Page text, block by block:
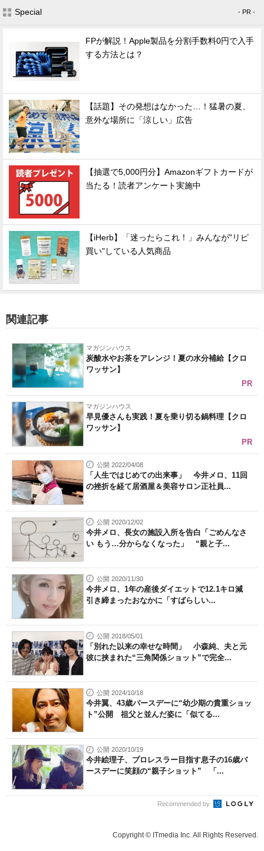
Special - PR -
FPが解説！Apple製品を分割手数料0円で入手
する方法とは？
【話題】その発想はなかった…！猛暑の夏、
意外な場所に「涼しい」広告
【抽選で5,000円分】Amazonギフトカードが
当たる！読者アンケート実施中
【iHerb】「迷ったらこれ！」みんなが"リピ
買い"している人気商品
関連記事
マガジンハウス
炭酸水やお茶をアレンジ！夏の水分補給【クロ
ワッサン】
PR
マガジンハウス
早見優さんも実践！夏を乗り切る鍋料理【クロ
ワッサン】
PR
公開 2022/04/08
「人生ではじめての出来事」 今井メロ、11回
の挫折を経て居酒屋＆美容サロン正社員...
公開 2020/12/02
今井メロ、長女の施設入所を告白「ごめんなさ
い もう…分からなくなった」 “親と子...
公開 2020/11/30
今井メロ、1年の産後ダイエットで12.1キロ減
引き締まったおなかに「すばらしい...
公開 2018/05/01
「別れた以来の幸せな時間」 小森純、夫と元
彼に挟まれた“三角関係ショット”で完全...
公開 2024/10/18
今井翼、43歳バースデーに“幼少期の貴重ショッ
ト”公開 祖父と並んだ姿に「似てる...
公開 2020/10/19
今井絵理子、プロレスラー目指す息子の16歳バ
ースデーに笑顔の“親子ショット” 「...
Recommended by
Copyright © ITmedia Inc. All Rights Reserved.